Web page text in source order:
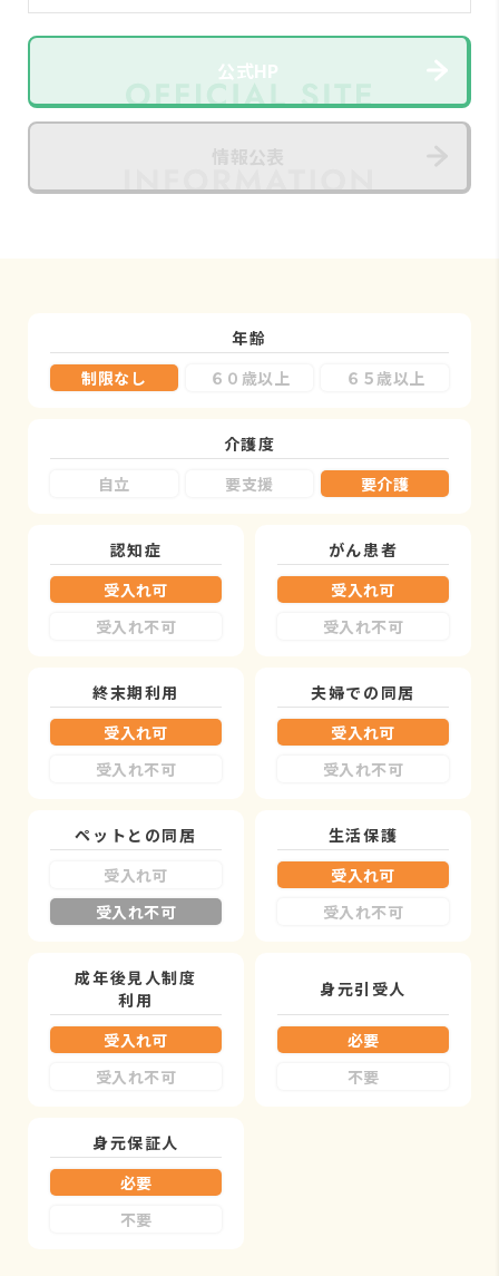
公式HP
年齢
制限なし
６０歳以上 ６５歳以上
介護度
自立
要支援 要介護
認知症
受入れ可
受入れ不可
がん患者
受入れ可
受入れ不可
終末期利用
受入れ可
受入れ不可
夫婦での同居
受入れ可
受入れ不可
ペットとの同居
受入れ可
受入れ不可
生活保護
受入れ可
受入れ不可
成年後見人制度
利用
受入れ可
受入れ不可
身元引受人
必要
不要
身元保証人
必要
不要